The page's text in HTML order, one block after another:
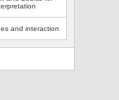
and interaction